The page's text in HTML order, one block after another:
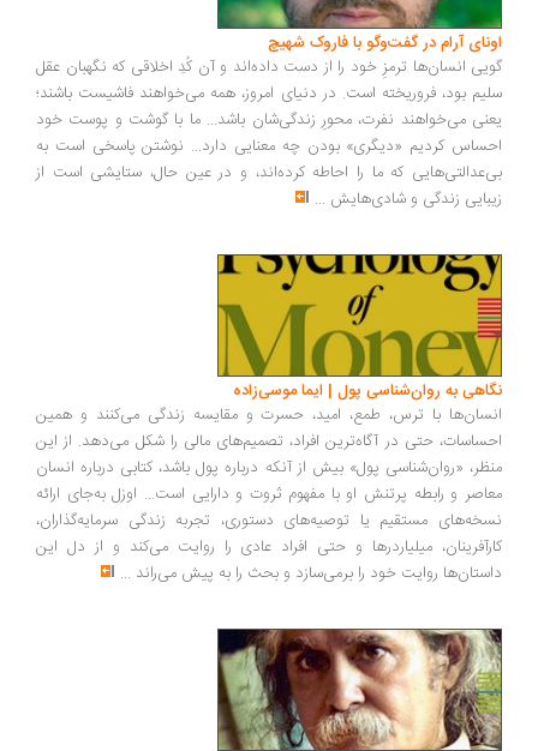
آرام در گفت‌وگو با فاروک شهیچ‭
انسان‌ها ترمزِ خود را از دست داده‌اند و آن کُدِ اخلاقی که نگهبان عقل
بود، فروریخته است. در دنیای امروز، همه می‌خواهند فاشیست باشند؛
می‌خواهند نفرت، محورِ زندگی‌شان باشد... ما با گوشت و پوست خود
کردیم «دیگری» بودن چه معنایی دارد... نوشتن پاسخی است به
که ما را احاطه کرده‌اند، و در عین حال، ستایشی است از
زندگی و شادی‌هایش...
به روان‌شناسی پول | ایما موسی‌زاده
با ترس، طمع، امید، حسرت و مقایسه زندگی می‌کنند و همین
حتی در آگاه‌ترین افراد، تصمیم‌های مالی را شکل می‌دهد. از این
«روان‌شناسی پول» بیش از آنکه درباره پول باشد، کتابی درباره انسان
و رابطه پرتنش او با مفهوم ثروت و دارایی است... اوزل به‌جای ارائه
مستقیم یا توصیه‌های دستوری، تجربه زندگی سرمایه‌گذاران،
میلیاردرها و حتی افراد عادی را روایت می‌کند و از دل این
روایت خود را برمی‌سازد و بحث را به پیش می‌راند ...